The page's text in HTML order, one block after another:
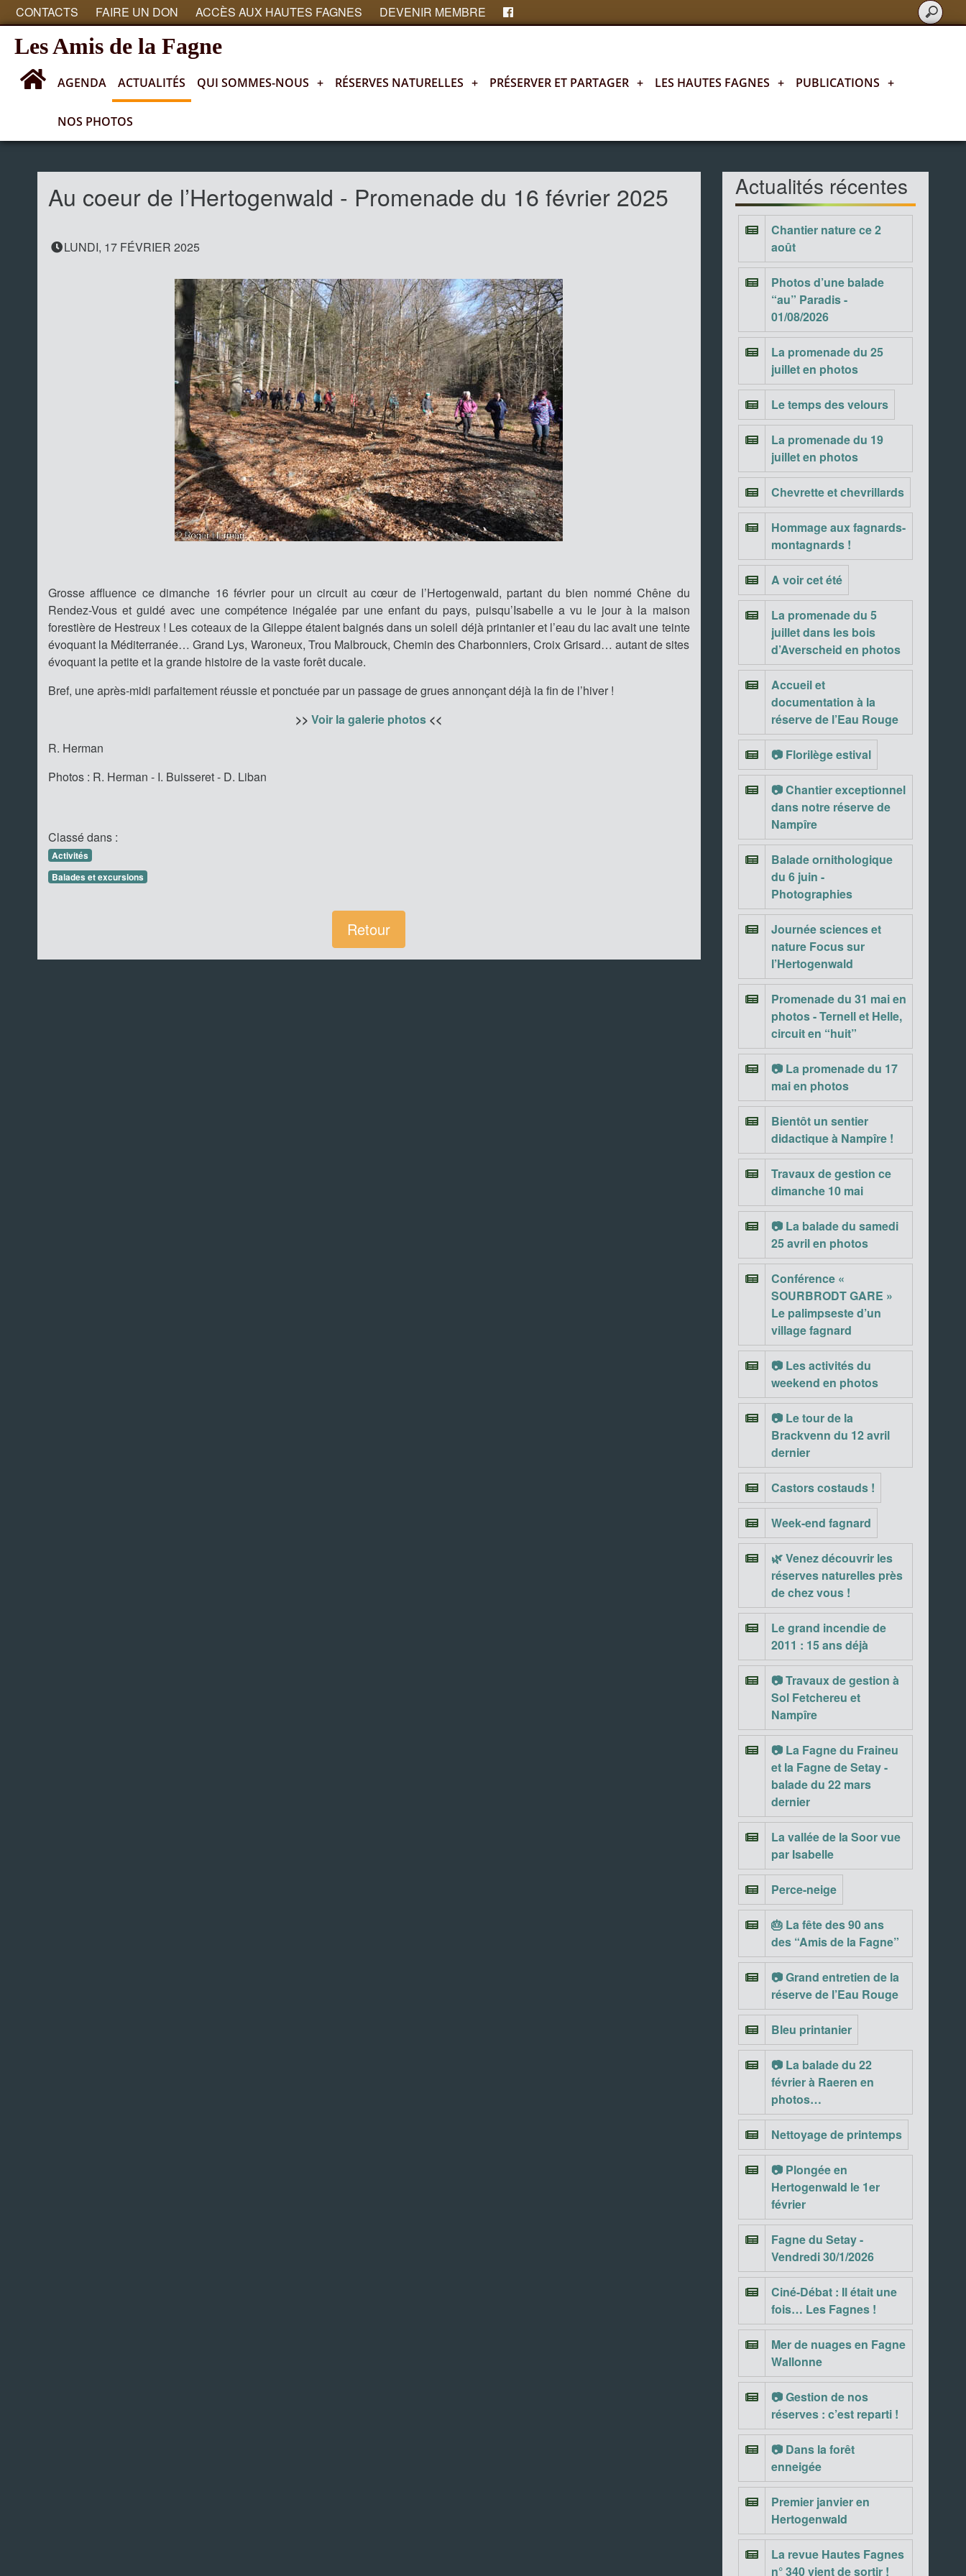
CONTACTS FAIRE UN DON ACCÈS AUX HAUTES FAGNES DEVENIR MEMBRE
Les Amis de la Fagne
AGENDA ACTUALITÉS QUI SOMMES-NOUS + RÉSERVES NATURELLES + PRÉSERVER ET PARTAGER + LES HAUTES FAGNES + PUBLICATIONS +
NOS PHOTOS
Actualités
Au coeur de l’Hertogenwald - Promenade du 16 février 2025
LUNDI, 17 FÉVRIER 2025
Grosse affluence ce dimanche 16 février pour un circuit au cœur de l’Hertogenwald, partant du bien nommé Chêne du
Rendez-Vous et guidé avec une compétence inégalée par une enfant du pays, puisqu’Isabelle a vu le jour à la maison
forestière de Hestreux ! Les coteaux de la Gileppe étaient baignés dans un soleil déjà printanier et l’eau du lac avait une teinte
évoquant la Méditerranée… Grand Lys, Waroneux, Trou Malbrouck, Chemin des Charbonniers, Croix Grisard… autant de sites
évoquant la petite et la grande histoire de la vaste forêt ducale.
Bref, une après-midi parfaitement réussie et ponctuée par un passage de grues annonçant déjà la fin de l’hiver !
>>Voir la galerie photos <<
R. Herman
Photos : R. Herman - I. Buisseret - D. Liban
Classé dans :
Activités
Balades et excursions
Retour
Actualités récentes
Chantier nature ce 2
août
Photos d’une balade
“au” Paradis -
01/08/2026
La promenade du 25
juillet en photos
Le temps des velours
La promenade du 19
juillet en photos
Chevrette et chevrillards
Hommage aux fagnards-
montagnards !
A voir cet été
La promenade du 5
juillet dans les bois
d’Averscheid en photos
Accueil et
documentation à la
réserve de l’Eau Rouge
📷 Florilège estival
📷 Chantier exceptionnel
dans notre réserve de
Nampîre
Balade ornithologique
du 6 juin -
Photographies
Journée sciences et
nature Focus sur
l’Hertogenwald
Promenade du 31 mai en
photos - Ternell et Helle,
circuit en “huit”
📷 La promenade du 17
mai en photos
Bientôt un sentier
didactique à Nampîre !
Travaux de gestion ce
dimanche 10 mai
📷 La balade du samedi
25 avril en photos
Conférence «
SOURBRODT GARE »
Le palimpseste d’un
village fagnard
📷 Les activités du
weekend en photos
📷 Le tour de la
Brackvenn du 12 avril
dernier
Castors costauds !
Week-end fagnard
🌿 Venez découvrir les
réserves naturelles près
de chez vous !
Le grand incendie de
2011 : 15 ans déjà
📷 Travaux de gestion à
Sol Fetchereu et
Nampîre
📷 La Fagne du Fraineu
et la Fagne de Setay -
balade du 22 mars
dernier
La vallée de la Soor vue
par Isabelle
Perce-neige
🎂 La fête des 90 ans
des “Amis de la Fagne”
📷 Grand entretien de la
réserve de l’Eau Rouge
Bleu printanier
📷 La balade du 22
février à Raeren en
photos…
Nettoyage de printemps
📷 Plongée en
Hertogenwald le 1er
février
Fagne du Setay -
Vendredi 30/1/2026
Ciné-Débat : Il était une
fois… Les Fagnes !
Mer de nuages en Fagne
Wallonne
📷 Gestion de nos
réserves : c’est reparti !
📷 Dans la forêt
enneigée
Premier janvier en
Hertogenwald
La revue Hautes Fagnes
n° 340 vient de sortir !